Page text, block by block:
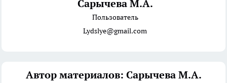
Сарычева М.А.
Пользователь
Lydslye@gmail.com
Автор материалов: Сарычева М.А.